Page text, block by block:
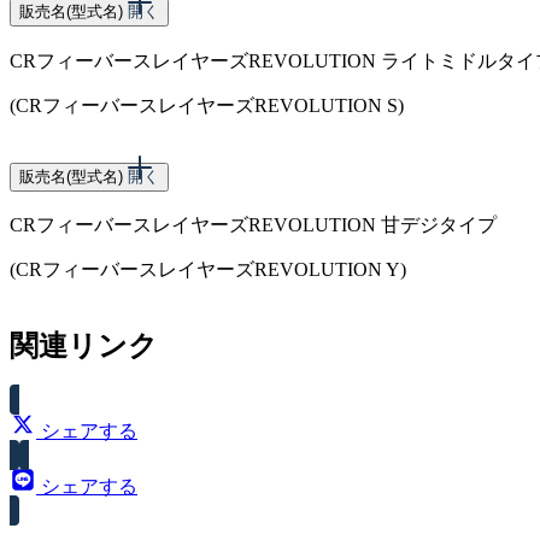
販売名(型式名) 開く
CRフィーバースレイヤーズREVOLUTION ライトミドルタイ
(CRフィーバースレイヤーズREVOLUTION S)
スペック
大当り確率（1/199.8）
販売名(型式名) 開く
CRフィーバースレイヤーズREVOLUTION 甘デジタイプ
(CRフィーバースレイヤーズREVOLUTION Y)
スペック
大当り確率（1/99.9）
関連リンク
シェアする
シェアする